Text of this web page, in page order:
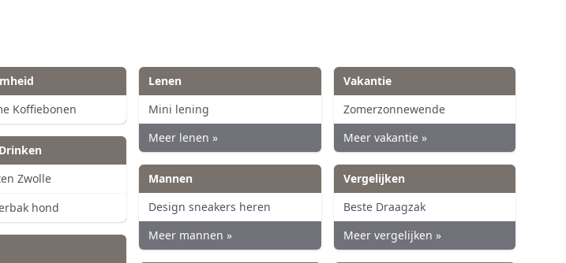
Koffiebonen
Zwolle
hond
Lenen
Mini lening
Meer lenen »
Mannen
Design sneakers heren
Meer mannen »
Vakantie
Zomerzonnewende
Meer vakantie »
Vergelijken
Beste Draagzak
Meer vergelijken »